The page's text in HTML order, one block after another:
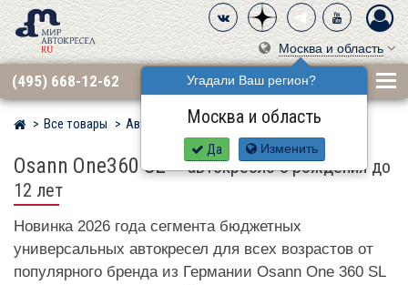
Москва и область
Угадали Ваш регион?
Москва и область
Да Изменить
(495) 668-12-62
Мир детских автокресел
Все товары Автокресла по бренду OSANN
Osann One360 SL–автокресло с рождения до
12 лет
Новинка 2026 года сегмента бюджетных
универсальных автокресел для всех возрастов от
популярного бренда из Германии Osann One 360 SL